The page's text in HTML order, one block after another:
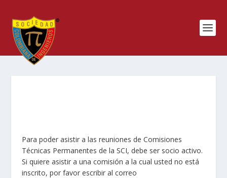
Para poder asistir a las reuniones de Comisiones
Técnicas Permanentes de la SCI, debe ser socio activo.
Si quiere asistir a una comisión a la cual usted no está
inscrito, por favor escribir al correo